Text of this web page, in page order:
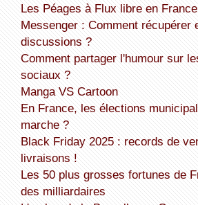
Les Péages à Flux libre en France
Messenger : Comment récupérer et lire toutes les
discussions ?
Comment partager l'humour sur les réseaux
sociaux ?
Manga VS Cartoon
En France, les élections municipales : comment ça
marche ?
Black Friday 2025 : records de ventes, chaos de
livraisons !
Les 50 plus grosses fortunes de France sont tous
des milliardaires